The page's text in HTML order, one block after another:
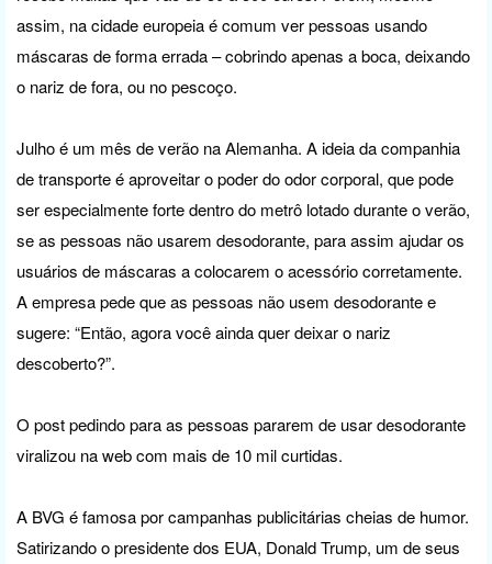
assim, na cidade europeia é comum ver pessoas usando
máscaras de forma errada – cobrindo apenas a boca, deixando
o nariz de fora, ou no pescoço.
Julho é um mês de verão na Alemanha. A ideia da companhia
de transporte é aproveitar o poder do odor corporal, que pode
ser especialmente forte dentro do metrô lotado durante o verão,
se as pessoas não usarem desodorante, para assim ajudar os
usuários de máscaras a colocarem o acessório corretamente.
A empresa pede que as pessoas não usem desodorante e
sugere: “Então, agora você ainda quer deixar o nariz
descoberto?”.
O post pedindo para as pessoas pararem de usar desodorante
viralizou na web com mais de 10 mil curtidas.
A BVG é famosa por campanhas publicitárias cheias de humor.
Satirizando o presidente dos EUA, Donald Trump, um de seus